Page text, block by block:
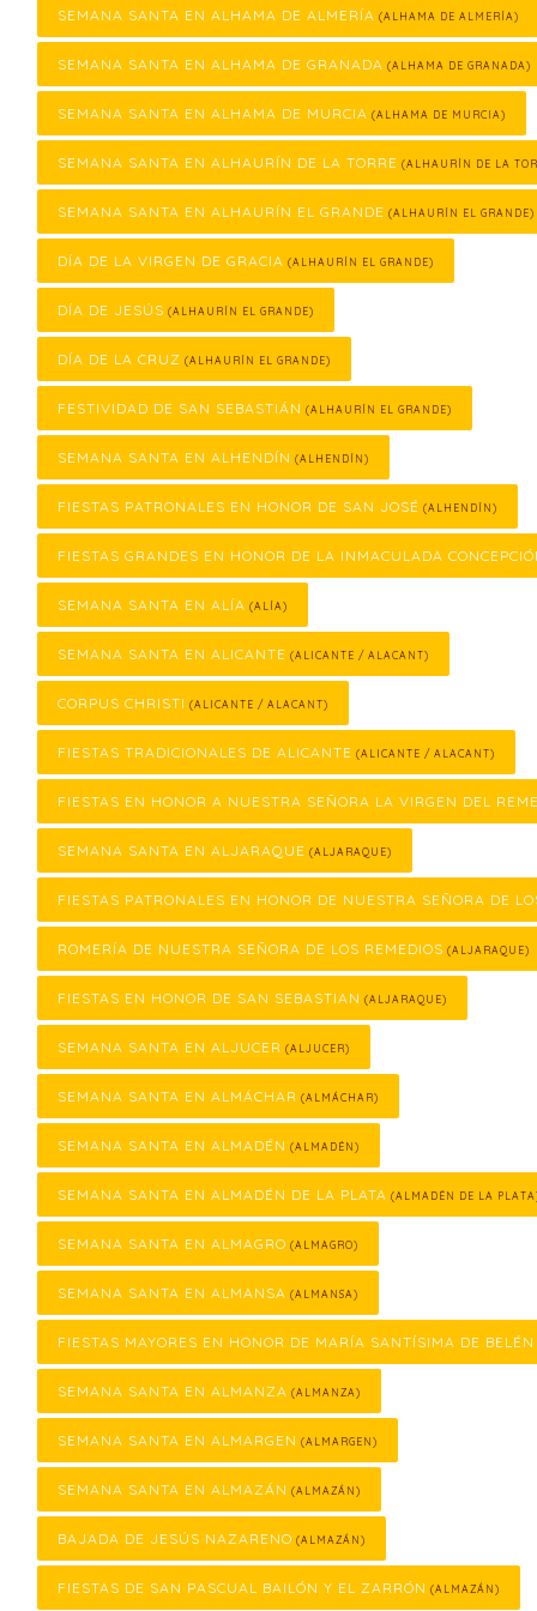
SEMANA SANTA EN ALHAMA DE ALMERÍA (ALHAMA DE ALMERÍA)
SEMANA SANTA EN ALHAMA DE GRANADA (ALHAMA DE GRANADA)
SEMANA SANTA EN ALHAMA DE MURCIA (ALHAMA DE MURCIA)
SEMANA SANTA EN ALHAURÍN DE LA TORRE (ALHAURÍN DE LA
SEMANA SANTA EN ALHAURÍN EL GRANDE (ALHAURÍN EL GRANDE)
DÍA DE LA VIRGEN DE GRACIA (ALHAURÍN EL GRANDE)
DÍA DE JESÚS (ALHAURÍN EL GRANDE)
DÍA DE LA CRUZ (ALHAURÍN EL GRANDE)
FESTIVIDAD DE SAN SEBASTIÁN (ALHAURÍN EL GRANDE)
SEMANA SANTA EN ALHENDÍN (ALHENDÍN)
FIESTAS PATRONALES EN HONOR DE SAN JOSÉ (ALHENDÍN)
FIESTAS GRANDES EN HONOR DE LA INMACULADA
SEMANA SANTA EN ALÍA (ALÍA)
SEMANA SANTA EN ALICANTE (ALICANTE / ALACANT)
CORPUS CHRISTI (ALICANTE / ALACANT)
FIESTAS TRADICIONALES DE ALICANTE (ALICANTE / ALACANT)
FIESTAS EN HONOR A NUESTRA SEÑORA LA VIRGEN DEL
SEMANA SANTA EN ALJARAQUE (ALJARAQUE)
FIESTAS PATRONALES EN HONOR DE NUESTRA SEÑORA DE
ROMERÍA DE NUESTRA SEÑORA DE LOS REMEDIOS (ALJARAQUE)
FIESTAS EN HONOR DE SAN SEBASTIAN (ALJARAQUE)
SEMANA SANTA EN ALJUCER (ALJUCER)
SEMANA SANTA EN ALMÁCHAR (ALMÁCHAR)
SEMANA SANTA EN ALMADÉN (ALMADÉN)
SEMANA SANTA EN ALMADÉN DE LA PLATA (ALMADÉN DE LA
SEMANA SANTA EN ALMAGRO (ALMAGRO)
SEMANA SANTA EN ALMANSA (ALMANSA)
FIESTAS MAYORES EN HONOR DE MARÍA SANTÍSIMA DE BELÉN
SEMANA SANTA EN ALMANZA (ALMANZA)
SEMANA SANTA EN ALMARGEN (ALMARGEN)
SEMANA SANTA EN ALMAZÁN (ALMAZÁN)
BAJADA DE JESÚS NAZARENO (ALMAZÁN)
FIESTAS DE SAN PASCUAL BAILÓN Y EL ZARRÓN (ALMAZÁN)